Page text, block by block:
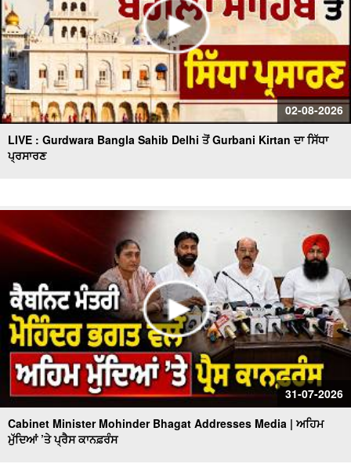
02-08-2026
LIVE : Gurdwara Bangla Sahib Delhi ਤੋਂ Gurbani Kirtan ਦਾ ਸਿੱਧਾ
ਪ੍ਰਸਾਰਣ
31-07-2026
Cabinet Minister Mohinder Bhagat Addresses Media | ਅਹਿਮ
ਮੁੱਦਿਆਂ ’ਤੇ ਪ੍ਰੈਸ ਕਾਨਫ਼ਰੰਸ